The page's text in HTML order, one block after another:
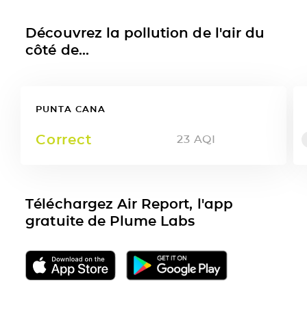
Découvrez la pollution de l'air du
côté de...
PUNTA CANA
Correct 23 AQI
Téléchargez Air Report, l'app
gratuite de Plume Labs